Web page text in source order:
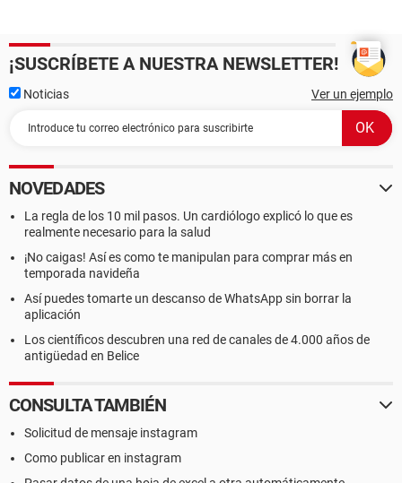
¡SUSCRÍBETE A NUESTRA NEWSLETTER!
Noticias Ver un ejemplo
NOVEDADES
La regla de los 10 mil pasos. Un cardiólogo explicó lo que es
realmente necesario para la salud
¡No caigas! Así es como te manipulan para comprar más en
temporada navideña
Así puedes tomarte un descanso de WhatsApp sin borrar la
aplicación
Los científicos descubren una red de canales de 4.000 años de
antigüedad en Belice
CONSULTA TAMBIÉN
Solicitud de mensaje instagram
Como publicar en instagram